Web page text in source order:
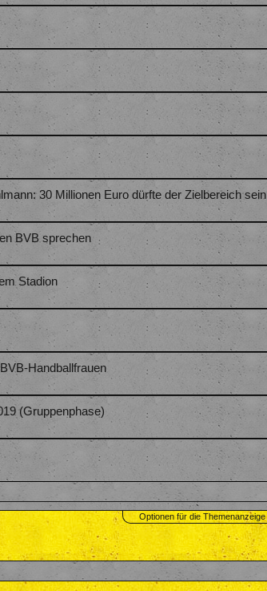
30 Millionen Euro dürfte der Zielbereich sein
BVB sprechen
Stadion
Handballfrauen
(Gruppenphase)
Optionen für die Themenanzeige